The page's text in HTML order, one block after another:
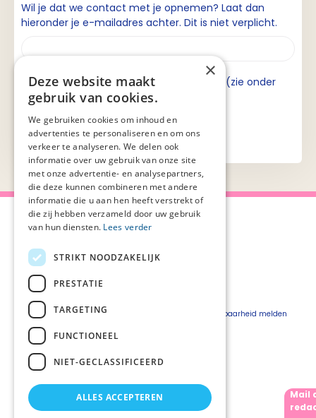
Wil je dat we contact met je opnemen? Laat dan
hieronder je e-mailadres achter. Dit is niet verplicht.
Ik ga akkoord met de privacyverklaring (zie onder
aan de pagina).
Over Palliaweb
Over PZNL
Pers
Vacatures
Webshop
Privacyverklaring
Beveiligingskwetsbaarheid melden
Mail
×
Deze website maakt
gebruik van cookies.
We gebruiken cookies om inhoud en
advertenties te personaliseren en om ons
verkeer te analyseren. We delen ook
informatie over uw gebruik van onze site
met onze advertentie- en analysepartners,
die deze kunnen combineren met andere
informatie die u aan hen heeft verstrekt of
die zij hebben verzameld door uw gebruik
van hun diensten. Lees verder
STRIKT NOODZAKELIJK
PRESTATIE
TARGETING
FUNCTIONEEL
NIET-GECLASSIFICEERD
ALLES ACCEPTEREN